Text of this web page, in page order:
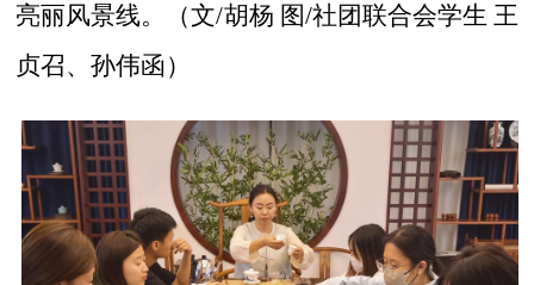
亮丽风景线。
（文/胡杨 图/社团联合会学生 王
贞召、孙伟函）